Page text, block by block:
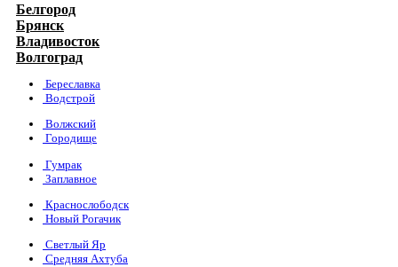
Белгород
Брянск
Владивосток
Волгоград
Береславка
Водстрой
Волжский
Городище
Гумрак
Заплавное
Краснослободск
Новый Рогачик
Светлый Яр
Средняя Ахтуба